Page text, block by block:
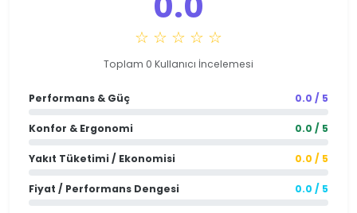
☆ ☆ ☆ ☆ ☆
Toplam 0 Kullanıcı İncelemesi
Performans & Güç 0.0 / 5
Konfor & Ergonomi 0.0 / 5
Yakıt Tüketimi / Ekonomisi 0.0 / 5
Fiyat / Performans Dengesi 0.0 / 5